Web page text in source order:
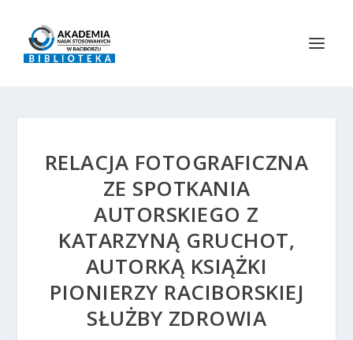
RELACJA FOTOGRAFICZNA
ZE SPOTKANIA
AUTORSKIEGO Z
KATARZYNĄ GRUCHOT,
AUTORKĄ KSIĄŻKI
PIONIERZY RACIBORSKIEJ
SŁUŻBY ZDROWIA